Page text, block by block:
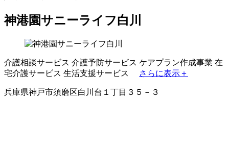
神港園サニーライフ白川
介護相談サービス 介護予防サービス ケアプラン作成事業 在
宅介護サービス 生活支援サービス さらに表示＋
兵庫県神戸市須磨区白川台１丁目３５－３